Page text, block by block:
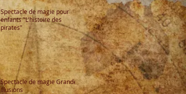
Spectacle de magie pour
enfants "L'histoire des
pirates"
Spectacle de magie Grandes
Illusions